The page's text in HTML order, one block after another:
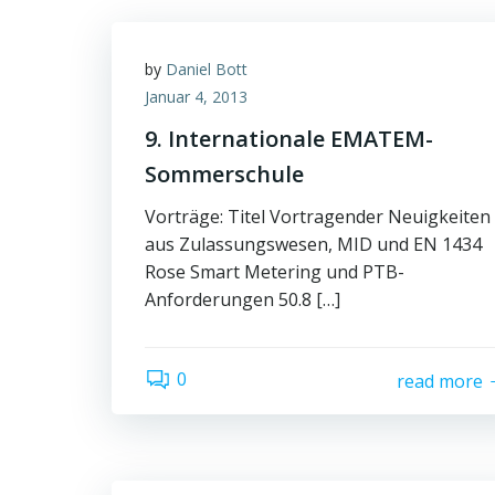
by Daniel Bott
Januar 4, 2013
9. Internationale EMATEM-
Sommerschule
Vorträge: Titel Vortragender Neuigkeiten
aus Zulassungswesen, MID und EN 1434
Rose Smart Metering und PTB-
Anforderungen 50.8 […]
0 read more